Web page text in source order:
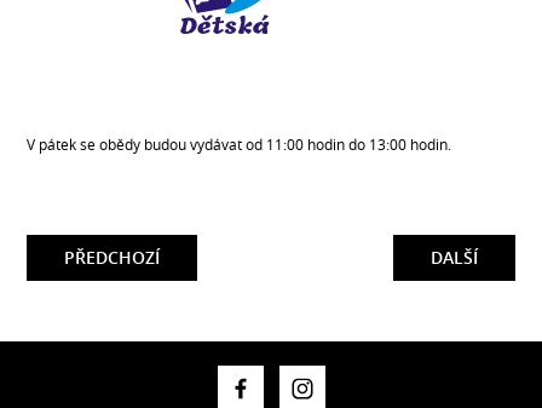
V pátek se obědy budou vydávat od 11:00 hodin do 13:00 hodin.
DALŠÍ
PŘEDCHOZÍ